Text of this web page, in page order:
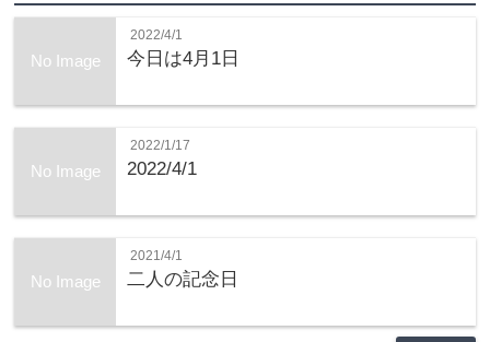
No Image
2022/4/1
今日は4月1日
No Image
2022/1/17
2022/4/1
No Image
2021/4/1
二人の記念日